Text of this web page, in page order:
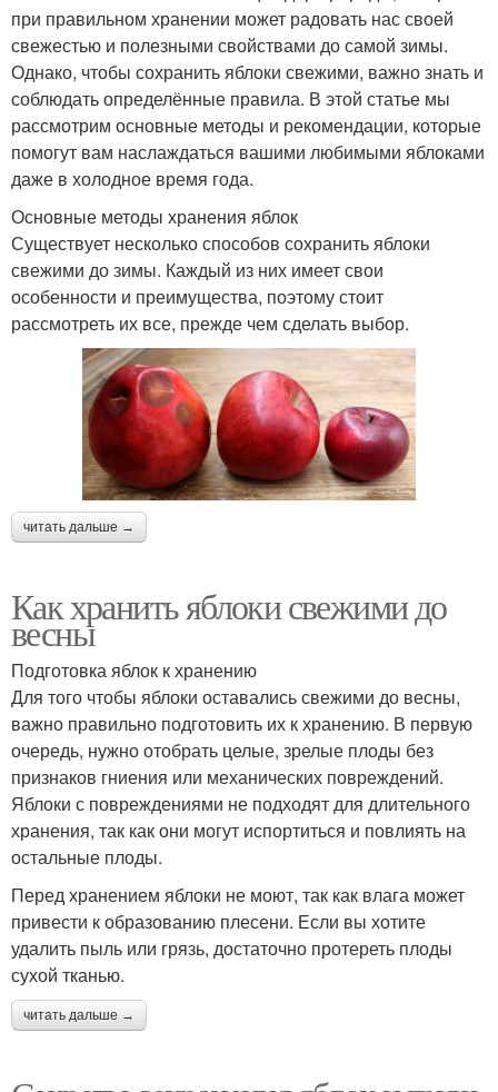
при правильном хранении может радовать нас своей
свежестью и полезными свойствами до самой зимы.
Однако, чтобы сохранить яблоки свежими, важно знать и
соблюдать определённые правила. В этой статье мы
рассмотрим основные методы и рекомендации, которые
помогут вам наслаждаться вашими любимыми яблоками
даже в холодное время года.
Основные методы хранения яблок
Существует несколько способов сохранить яблоки
свежими до зимы. Каждый из них имеет свои
особенности и преимущества, поэтому стоит
рассмотреть их все, прежде чем сделать выбор.
читать дальше →
Как хранить яблоки свежими до
весны
Подготовка яблок к хранению
Для того чтобы яблоки оставались свежими до весны,
важно правильно подготовить их к хранению. В первую
очередь, нужно отобрать целые, зрелые плоды без
признаков гниения или механических повреждений.
Яблоки с повреждениями не подходят для длительного
хранения, так как они могут испортиться и повлиять на
остальные плоды.
Перед хранением яблоки не моют, так как влага может
привести к образованию плесени. Если вы хотите
удалить пыль или грязь, достаточно протереть плоды
сухой тканью.
читать дальше →